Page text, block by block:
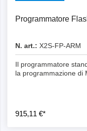
Programmatore
N. art.: X2S-FP-ARM
Il programmatore
la programmazione di
915,11 €*